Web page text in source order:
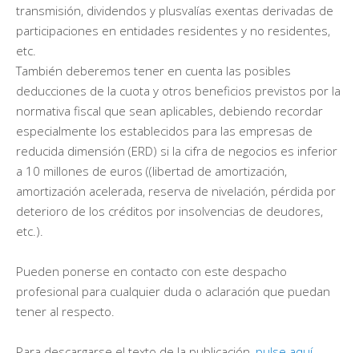
transmisión, dividendos y plusvalías exentas derivadas de
participaciones en entidades residentes y no residentes,
etc.
También deberemos tener en cuenta las posibles
deducciones de la cuota y otros beneficios previstos por la
normativa fiscal que sean aplicables, debiendo recordar
especialmente los establecidos para las empresas de
reducida dimensión (ERD) si la cifra de negocios es inferior
a 10 millones de euros ((libertad de amortización,
amortización acelerada, reserva de nivelación, pérdida por
deterioro de los créditos por insolvencias de deudores,
etc.).
Pueden ponerse en contacto con este despacho
profesional para cualquier duda o aclaración que puedan
tener al respecto.